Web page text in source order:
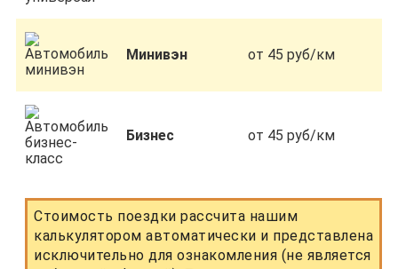
Минивэн от 45 руб/км
Бизнес от 45 руб/км
Стоимость поездки рассчита нашим
калькулятором автоматически и представлена
исключительно для ознакомления (не является